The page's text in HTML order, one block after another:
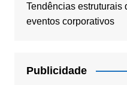
Tendências estruturais
eventos corporativos
Publicidade